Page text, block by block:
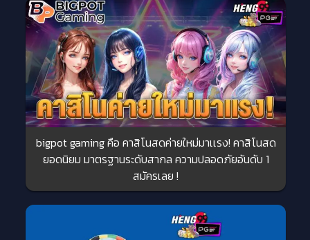
bigpot gaming คือ คาสิโนสดค่ายใหม่มาเเรง! คาสิโนสด
ยอดนิยม มาตรฐานระดับสากล ความปลอดภัยอันดับ 1
สมัครเลย !